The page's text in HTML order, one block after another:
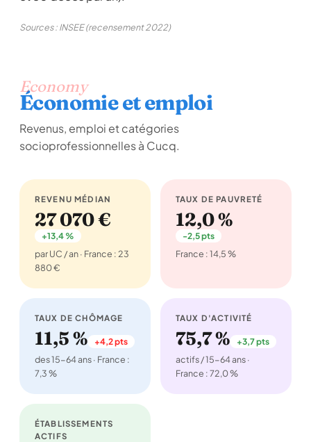
Sources : INSEE (recensement 2022)
Economy
Économie et emploi
Revenus, emploi et catégories
socioprofessionnelles à Cucq.
REVENU MÉDIAN
27 070 €
+13,4 %
par UC / an · France : 23
880 €
TAUX DE PAUVRETÉ
12,0 %
-2,5 pts
France : 14,5 %
TAUX DE CHÔMAGE
11,5 % +4,2 pts
des 15-64 ans · France :
7,3 %
TAUX D'ACTIVITÉ
75,7 % +3,7 pts
actifs / 15-64 ans ·
France : 72,0 %
ÉTABLISSEMENTS
ACTIFS